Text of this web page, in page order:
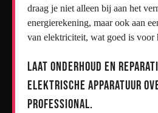
draag je niet alleen bij aan het
energierekening, maar ook aan
van elektriciteit, wat goed is voor
Laat onderhoud en
elektrische apparatuur
professional.